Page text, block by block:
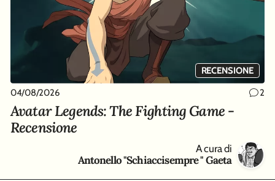
RECENSIONE
04/08/2026 2
Avatar Legends: The Fighting Game -
Recensione
A cura di
Antonello "Schiaccisempre " Gaeta